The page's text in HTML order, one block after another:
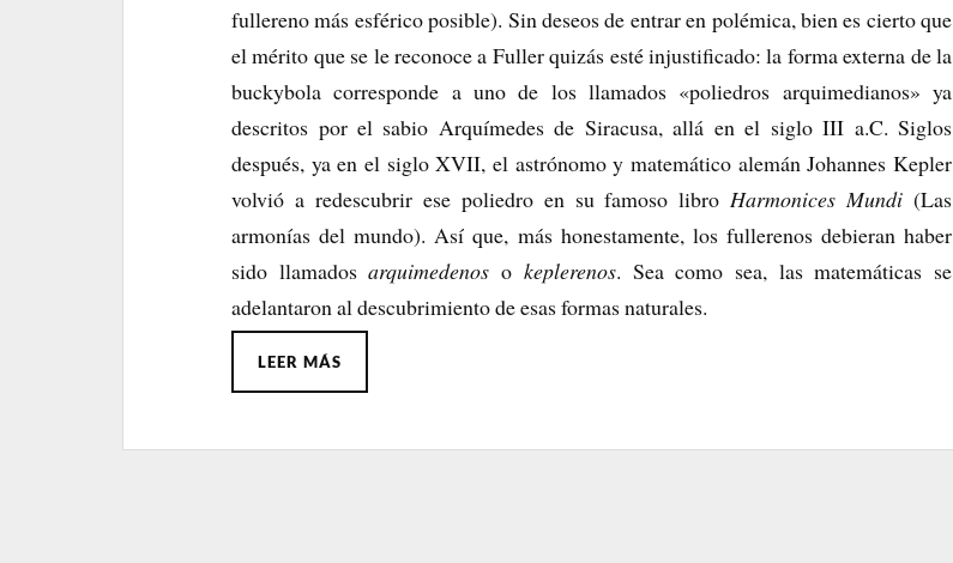
fullereno más esférico posible). Sin deseos de entrar en polémica, bien es cierto que
el mérito que se le reconoce a Fuller quizás esté injustificado: la forma externa de la
buckybola corresponde a uno de los llamados «poliedros arquimedianos» ya
descritos por el sabio Arquímedes de Siracusa, allá en el siglo III a.C. Siglos
después, ya en el siglo XVII, el astrónomo y matemático alemán Johannes Kepler
volvió a redescubrir ese poliedro en su famoso libro Harmonices Mundi (Las
armonías del mundo). Así que, más honestamente, los fullerenos debieran haber
sido llamadosarquimedenos o keplerenos. Sea como sea, las matemáticas se
adelantaron al descubrimiento de esas formas naturales.
LEER MÁS